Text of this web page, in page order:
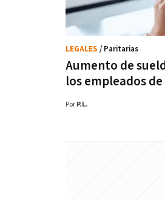
Aumento de
los empleados
LEGALES / Paritarias
Por P.L.